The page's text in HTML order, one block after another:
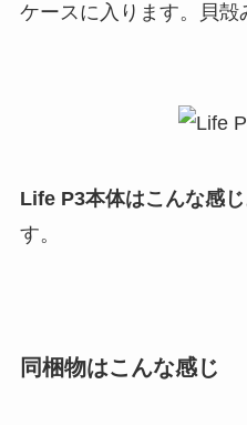
ケースに入ります。貝殻
Life P3本体はこんな感じ
す。
同梱物はこんな感じ